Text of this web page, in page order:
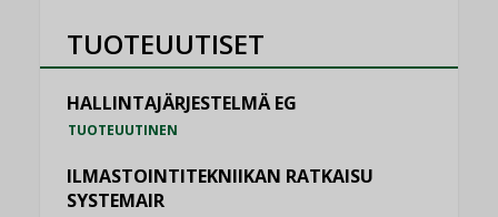
TUOTEUUTISET
HALLINTAJÄRJESTELMÄ EG
TUOTEUUTINEN
ILMASTOINTITEKNIIKAN RATKAISU
SYSTEMAIR